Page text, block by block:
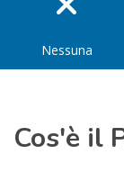
Nessuna
Cos'è il